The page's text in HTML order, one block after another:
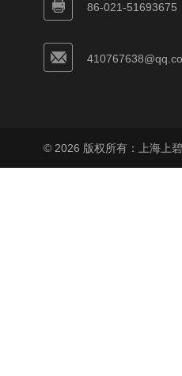
86-021-51693675
© 2026 版权所有：上海上